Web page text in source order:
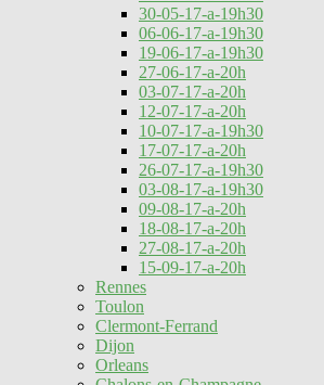
30-05-17-a-19h30
06-06-17-a-19h30
19-06-17-a-19h30
27-06-17-a-20h
03-07-17-a-20h
12-07-17-a-20h
10-07-17-a-19h30
17-07-17-a-20h
26-07-17-a-19h30
03-08-17-a-19h30
09-08-17-a-20h
18-08-17-a-20h
27-08-17-a-20h
15-09-17-a-20h
Rennes
Toulon
Clermont-Ferrand
Dijon
Orleans